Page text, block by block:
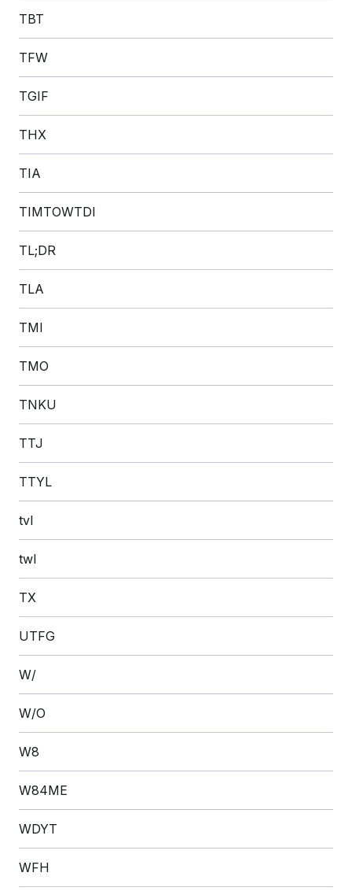
TBT
TFW
TGIF
THX
TIA
TIMTOWTDI
TL;DR
TLA
TMI
TMO
TNKU
TTJ
TTYL
tvl
twl
TX
UTFG
W/
W/O
W8
W84ME
WDYT
WFH